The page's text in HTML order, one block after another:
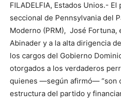
FILADELFIA, Estados Unios.-
seccional de Pennsylvania del
Moderno (PRM), José Fortuna,
Abinader y a la alta dirigencia
los cargos del Gobierno
otorgados a los verdaderos
quienes —según afirmó— “son
estructura del partido y